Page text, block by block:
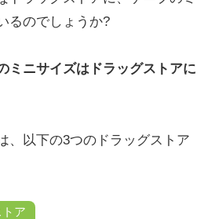
るのでしょうか?
ミニサイズはドラッグストアに
、以下の3つのドラッグストア
ア